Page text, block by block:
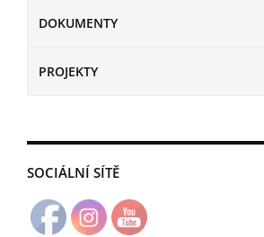
DOKUMENTY
PROJEKTY
SOCIÁLNÍ SÍTĚ